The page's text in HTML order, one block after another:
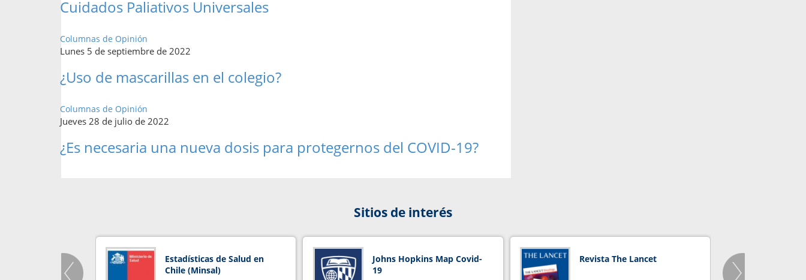
Cuidados Paliativos Universales
Columnas de Opinión
Lunes 5 de septiembre de 2022
¿Uso de mascarillas en el colegio?
Columnas de Opinión
Jueves 28 de julio de 2022
¿Es necesaria una nueva dosis para protegernos del COVID-19?
Sitios de interés
Estadísticas de Salud en
Chile (Minsal)
Johns Hopkins Map Covid-
19
Revista The Lancet